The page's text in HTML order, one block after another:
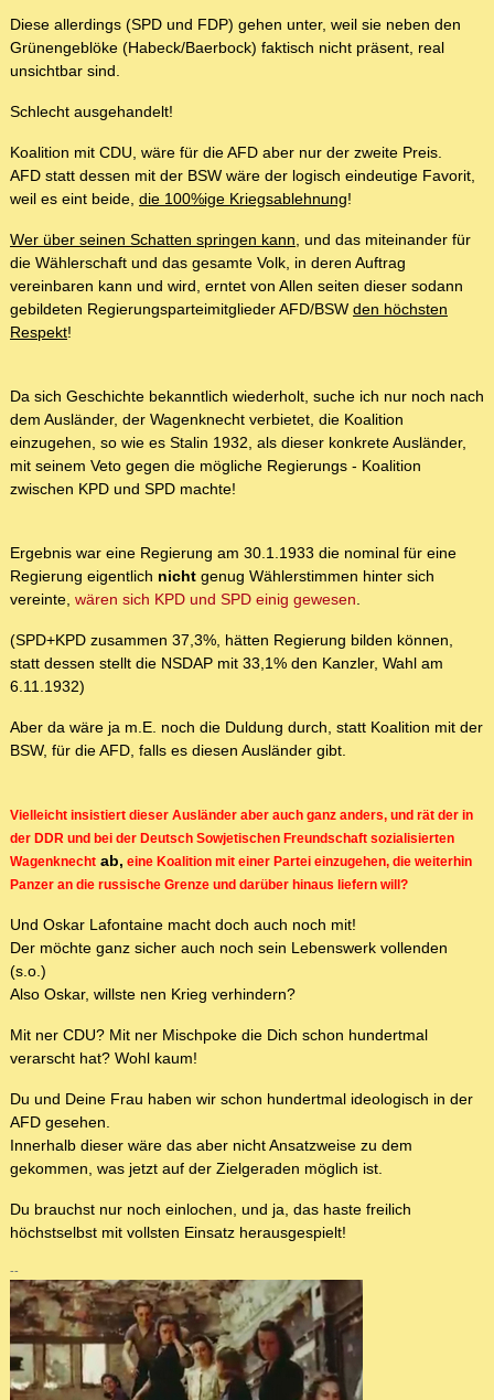
Diese allerdings (SPD und FDP) gehen unter, weil sie neben den
Grünengeblöke (Habeck/Baerbock) faktisch nicht präsent, real
unsichtbar sind.
Schlecht ausgehandelt!
Koalition mit CDU, wäre für die AFD aber nur der zweite Preis.
AFD statt dessen mit der BSW wäre der logisch eindeutige Favorit,
weil es eint beide, die 100%ige Kriegsablehnung!
Wer über seinen Schatten springen kann, und das miteinander für
die Wählerschaft und das gesamte Volk, in deren Auftrag
vereinbaren kann und wird, erntet von Allen seiten dieser sodann
gebildeten Regierungsparteimitglieder AFD/BSW den höchsten
Respekt!
Da sich Geschichte bekanntlich wiederholt, suche ich nur noch nach
dem Ausländer, der Wagenknecht verbietet, die Koalition
einzugehen, so wie es Stalin 1932, als dieser konkrete Ausländer,
mit seinem Veto gegen die mögliche Regierungs - Koalition
zwischen KPD und SPD machte!
Ergebnis war eine Regierung am 30.1.1933 die nominal für eine
Regierung eigentlich nicht genug Wählerstimmen hinter sich
vereinte, wären sich KPD und SPD einig gewesen.
(SPD+KPD zusammen 37,3%, hätten Regierung bilden können,
statt dessen stellt die NSDAP mit 33,1% den Kanzler, Wahl am
6.11.1932)
Aber da wäre ja m.E. noch die Duldung durch, statt Koalition mit der
BSW, für die AFD, falls es diesen Ausländer gibt.
Vielleicht insistiert dieser Ausländer aber auch ganz anders, und rät der in
der DDR und bei der Deutsch Sowjetischen Freundschaft sozialisierten
Wagenknecht ab, eine Koalition mit einer Partei einzugehen, die weiterhin
Panzer an die russische Grenze und darüber hinaus liefern will?
Und Oskar Lafontaine macht doch auch noch mit!
Der möchte ganz sicher auch noch sein Lebenswerk vollenden
(s.o.)
Also Oskar, willste nen Krieg verhindern?
Mit ner CDU? Mit ner Mischpoke die Dich schon hundertmal
verarscht hat? Wohl kaum!
Du und Deine Frau haben wir schon hundertmal ideologisch in der
AFD gesehen.
Innerhalb dieser wäre das aber nicht Ansatzweise zu dem
gekommen, was jetzt auf der Zielgeraden möglich ist.
Du brauchst nur noch einlochen, und ja, das haste freilich
höchstselbst mit vollsten Einsatz herausgespielt!
--